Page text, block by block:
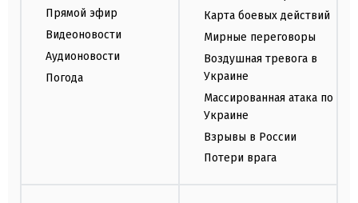
Прямой эфир
Видеоновости
Аудионовости
Погода
Карта боевых действий
Мирные переговоры
Воздушная тревога в
Украине
Массированная атака по
Украине
Взрывы в России
Потери врага